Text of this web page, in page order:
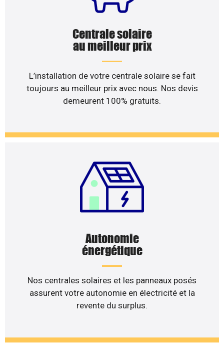
Centrale solaire
au meilleur prix
L’installation de votre centrale solaire se fait
toujours au meilleur prix avec nous. Nos devis
demeurent 100% gratuits.
Autonomie
énergétique
Nos centrales solaires et les panneaux posés
assurent votre autonomie en électricité et la
revente du surplus.